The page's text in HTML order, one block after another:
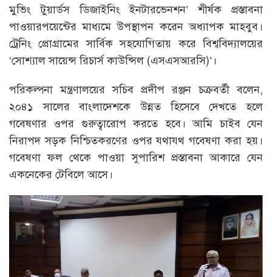
মুভিং টুয়ার্ডস ডিজাইনিং ইনটারভেনশন’ শীর্ষক প্রস্তাবনা
পাওয়ারপয়েন্টের মাধ্যমে উপস্থাপন করেন অধ্যাপক মাহবুব।
ট্রেনিং প্রোগ্রামের সার্বিক সহযোগিতায় করে বিশ্ববিদ্যালয়ের
‘সোশ্যাল সায়েন্স রিচার্স কাউন্সিল (এসএসআরসি)’।
পরিকল্পনা মন্ত্রণালয়ের সচিব প্রদীপ রঞ্জন চক্রবর্তী বলেন,
২০৪১ সালের বাংলাদেশকে উন্নত হিসেবে দেখতে হলে
গবেষণার ওপর গুরুত্বারোপ করতে হবে। আমি চাইব যেন
নিরাপদ সড়ক নিশ্চিতকরণের ওপর যথাযথ গবেষণা করা হয়।
গবেষণা ফল থেকে পাওয়া সুপারিশ প্রস্তাবনা আকারে যেন
একনেকের টেবিলে আসে।